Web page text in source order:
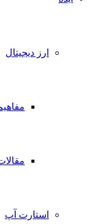
ارز دیجیتال
مفاهیم ارز
مقالات ارز
استارت آپ